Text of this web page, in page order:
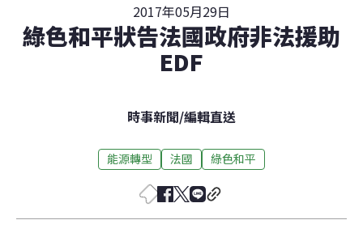
2017年05月29日
綠色和平狀告法國政府非法援助
EDF
時事新聞/編輯直送
能源轉型 法國 綠色和平